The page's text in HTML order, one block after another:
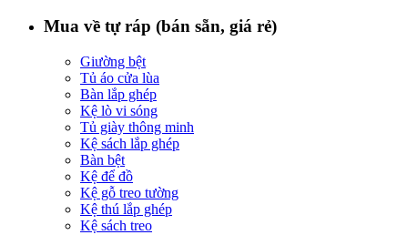
Mua về tự ráp (bán sẵn, giá rẻ)
Giường bệt
Tủ áo cửa lùa
Bàn lắp ghép
Kệ lò vi sóng
Tủ giày thông minh
Kệ sách lắp ghép
Bàn bệt
Kệ để đồ
Kệ gỗ treo tường
Kệ thú lắp ghép
Kệ sách treo